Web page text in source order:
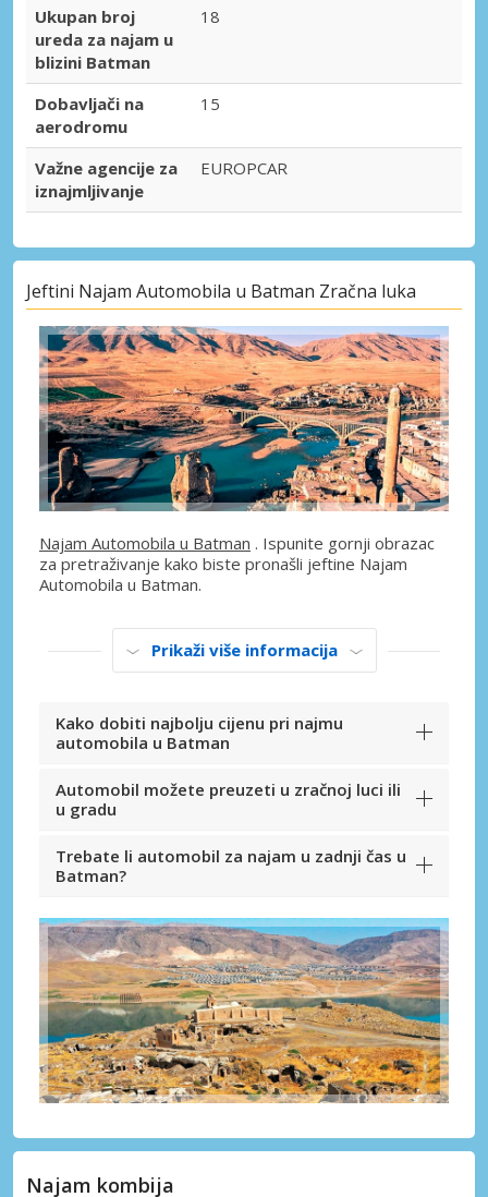
Ukupan broj
ureda za najam u
blizini Batman
18
Dobavljači na
aerodromu
15
Važne agencije za
iznajmljivanje
EUROPCAR
Jeftini Najam Automobila u Batman Zračna luka
Najam Automobila u Batman . Ispunite gornji obrazac
za pretraživanje kako biste pronašli jeftine Najam
Automobila u Batman.
Prikaži više informacija
Kako dobiti najbolju cijenu pri najmu
automobila u Batman
Automobil možete preuzeti u zračnoj luci ili
u gradu
Trebate li automobil za najam u zadnji čas u
Batman?
Najam kombija